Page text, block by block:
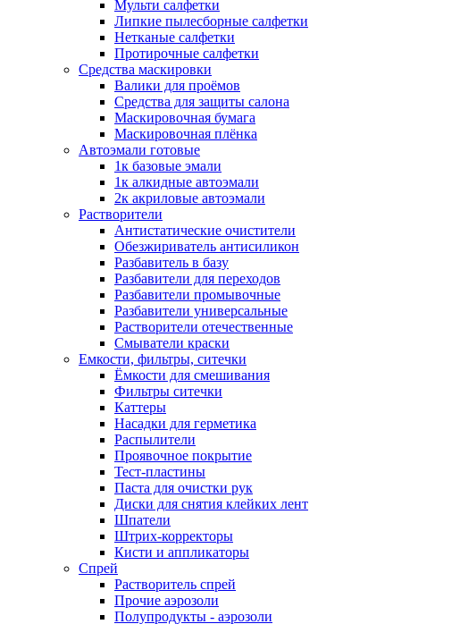
Мульти салфетки
Липкие пылесборные салфетки
Нетканые салфетки
Протирочные салфетки
Средства маскировки
Валики для проёмов
Средства для защиты салона
Маскировочная бумага
Маскировочная плёнка
Автоэмали готовые
1к базовые эмали
1к алкидные автоэмали
2к акриловые автоэмали
Растворители
Антистатические очистители
Обезжириватель антисиликон
Разбавитель в базу
Разбавители для переходов
Разбавители промывочные
Разбавители универсальные
Растворители отечественные
Смыватели краски
Емкости, фильтры, ситечки
Ёмкости для смешивания
Фильтры ситечки
Каттеры
Насадки для герметика
Распылители
Проявочное покрытие
Тест-пластины
Паста для очистки рук
Диски для снятия клейких лент
Шпатели
Штрих-корректоры
Кисти и аппликаторы
Спрей
Растворитель спрей
Прочие аэрозоли
Полупродукты - аэрозоли